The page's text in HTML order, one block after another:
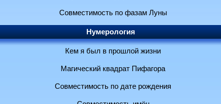
Совместимость по фазам Луны
Нумерология
Кем я был в прошлой жизни
Магический квадрат Пифагора
Совместимость по дате рождения